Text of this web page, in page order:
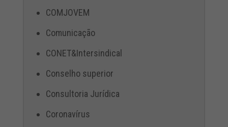
COMJOVEM
Comunicação
CONET&Intersindical
Conselho superior
Consultoria Jurídica
Coronavírus